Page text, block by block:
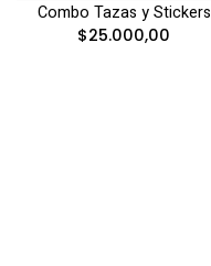
Combo Tazas y Stickers
$25.000,00